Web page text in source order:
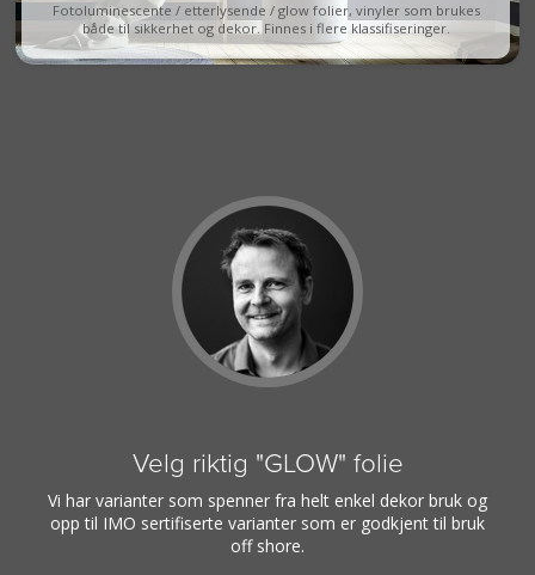
Fotoluminescente / etterlysende / glow folier, vinyler som brukes
både til sikkerhet og dekor. Finnes i flere klassifiseringer.
Velg riktig "GLOW" folie
Vi har varianter som spenner fra helt enkel dekor bruk og
opp til IMO sertifiserte varianter som er godkjent til bruk
off shore.